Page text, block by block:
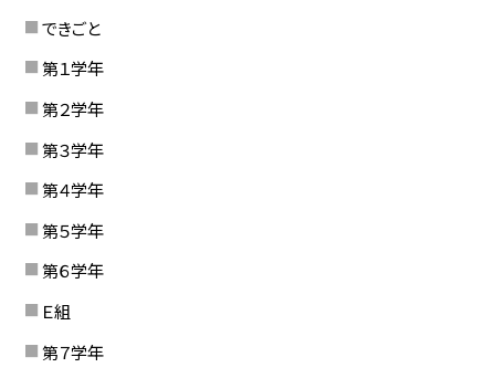
できごと
第１学年
第２学年
第３学年
第４学年
第５学年
第６学年
Ｅ組
第７学年